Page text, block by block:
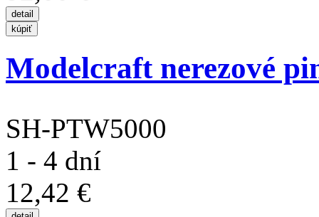
Modelcraft nerezové
SH-PTW5000
1 - 4 dní
12,42 €